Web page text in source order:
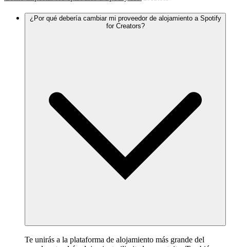
¿Por qué debería cambiar mi proveedor de alojamiento a Spotify
for Creators?
Te unirás a la plataforma de alojamiento más grande del